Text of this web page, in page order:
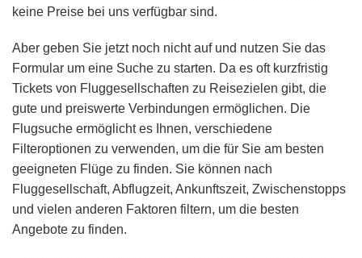
keine Preise bei uns verfügbar sind.
Aber geben Sie jetzt noch nicht auf und nutzen Sie das
Formular um eine Suche zu starten. Da es oft kurzfristig
Tickets von Fluggesellschaften zu Reisezielen gibt, die
gute und preiswerte Verbindungen ermöglichen. Die
Flugsuche ermöglicht es Ihnen, verschiedene
Filteroptionen zu verwenden, um die für Sie am besten
geeigneten Flüge zu finden. Sie können nach
Fluggesellschaft, Abflugzeit, Ankunftszeit, Zwischenstopps
und vielen anderen Faktoren filtern, um die besten
Angebote zu finden.